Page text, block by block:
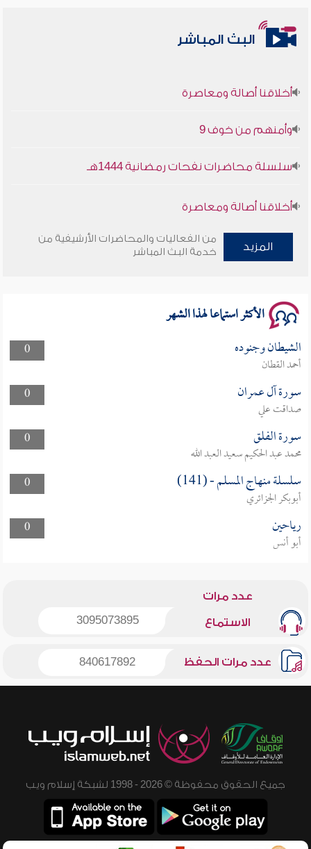
البث المباشر
أخلاقنا أصالة ومعاصرة
وأمنهم من خوف 9
سلسلة محاضرات نفحات رمضانية 1444هـ
أخلاقنا أصالة ومعاصرة
وأمنهم من خوف 9
المزيد
من الفعاليات والمحاضرات الأرشيفية من
خدمة البث المباشر
الأكثر استماعا لهذا الشهر
0 الشيطان وجنوده
أحمد القطان
0
سورة آل عمران
صداقت علي
0
سورة الفلق
محمد عبد الحكيم سعيد العبد الله
0
سلسلة منهاج المسلم - (141)
أبوبكر الجزائري
0
رياحين
أبو أنس
عدد مرات
الاستماع 3095073895
عدد مرات الحفظ 840617892
جميع الحقوق محفوظة © 2026 - 1998 لشبكة إسلام ويب